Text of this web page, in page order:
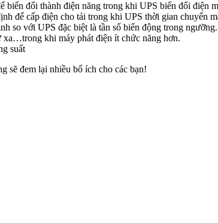
biến đổi thành điện năng trong khi UPS biến đổi điện
để cấp điện cho tải trong khi UPS thời gian chuyển
so với UPS đặc biệt là tần số biến động trong ngưỡng.
xa…trong khi máy phát điện ít chức năng hơn.
suất
sẽ đem lại nhiều bổ ích cho các bạn!